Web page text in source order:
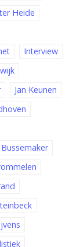
Heide
Interview
Jan Keunen
Bussemaker